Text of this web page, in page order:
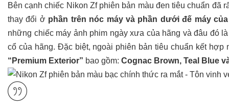
Bên cạnh chiếc Nikon Zf phiên bản màu đen tiêu chuẩn đã
thay đổi ở phần trên nóc máy và phần dưới đế máy
những chiếc máy ảnh phim ngày xưa của hãng và đâu đó
cổ của hãng. Đặc biệt, ngoài phiên bản tiêu chuẩn kết hợp
“Premium Exterior” bao gồm: Cognac Brown, Teal Blue